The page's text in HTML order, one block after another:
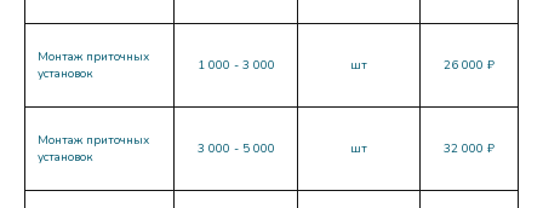
Монтаж приточных
установок
1 000 - 3 000 шт 26 000 ₽
Монтаж приточных
установок
3 000 - 5 000 шт 32 000 ₽